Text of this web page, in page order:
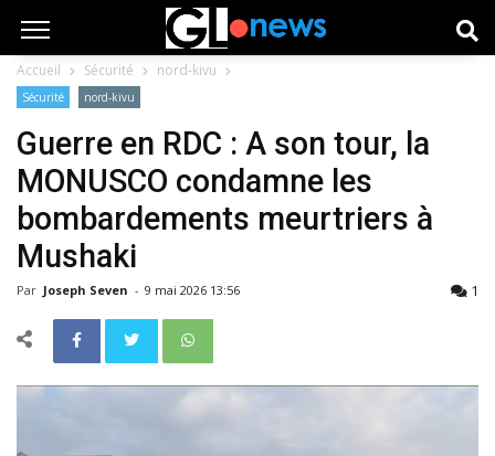
Accueil Sécurité nord-kivu
Sécurité nord-kivu
Guerre en RDC : A son tour, la
MONUSCO condamne les
bombardements meurtriers à
Mushaki
Par Joseph Seven - 9 mai 2026 13:56 1